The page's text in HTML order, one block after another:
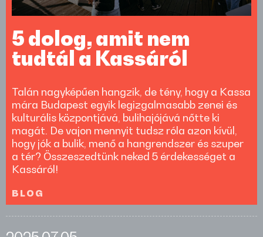
5 dolog, amit nem
tudtál a Kassáról
Talán nagyképűen hangzik, de tény, hogy a Kassa
mára Budapest egyik legizgalmasabb zenei és
kulturális központjává, bulihajójává nőtte ki
magát. De vajon mennyit tudsz róla azon kívül,
hogy jók a bulik, menő a hangrendszer és szuper
a tér? Összeszedtünk neked 5 érdekességet a
Kassáról!
BLOG